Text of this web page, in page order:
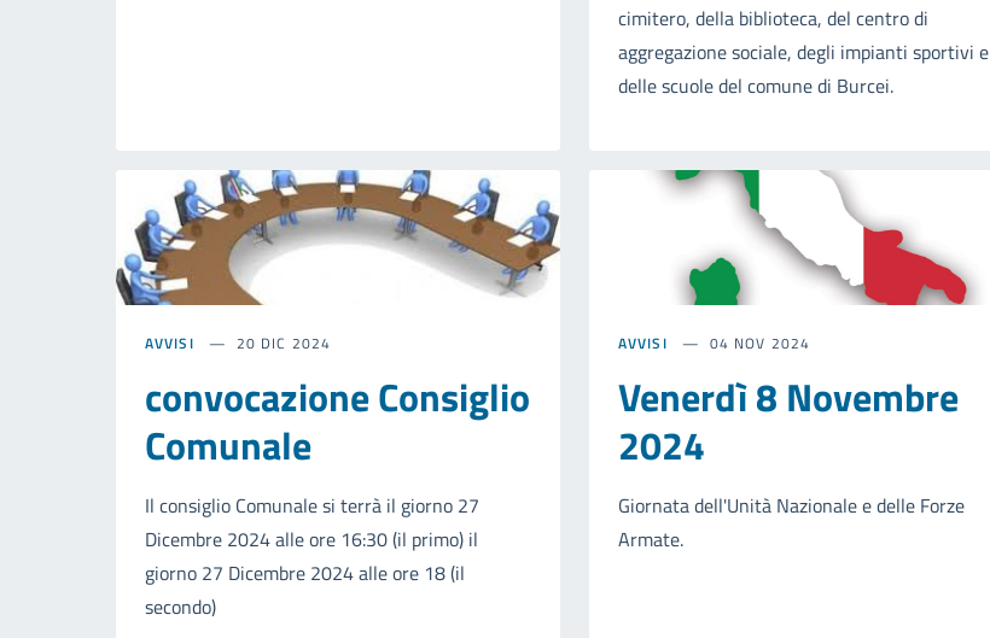
cimitero, della biblioteca, del centro di
aggregazione sociale, degli impianti sportivi e
delle scuole del comune di Burcei.
AVVISI 20 DIC 2024
convocazione Consiglio
Comunale
Il consiglio Comunale si terrà il giorno 27
Dicembre 2024 alle ore 16:30 (il primo) il
giorno 27 Dicembre 2024 alle ore 18 (il
secondo)
AVVISI 04 NOV 2024
Venerdì 8 Novembre
2024
Giornata dell'Unità Nazionale e delle Forze
Armate.